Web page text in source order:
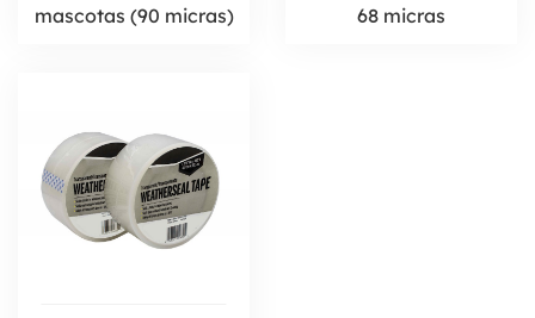
mascotas (90 micras)
68 micras